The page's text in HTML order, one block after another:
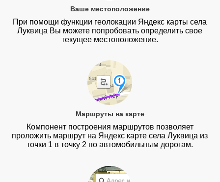
Ваше местоположение
При помощи функции геолокации Яндекс карты села
Луквица Вы можете попробовать определить свое
текущее местоположение.
Маршруты на карте
Компонент построения маршрутов позволяет
проложить маршрут на Яндекс карте села Луквица из
точки 1 в точку 2 по автомобильным дорогам.